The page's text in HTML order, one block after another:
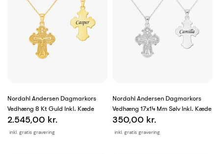
Nordahl Andersen Dagmarkors
Vedhæng 8 Kt Guld Inkl. Kæde
inkl. gratis gravering
2.545,00 kr.
Nordahl Andersen Dagmarkors
Vedhæng 17x14 Mm Sølv Inkl. Kæde
inkl. gratis gravering
350,00 kr.